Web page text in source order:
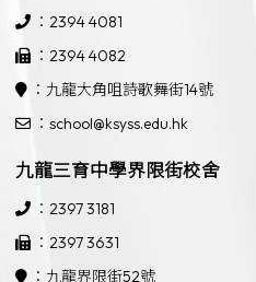
：2394 4081
：2394 4082
：九龍大角咀詩歌舞街14號
：school@ksyss.edu.hk
九龍三育中學界限街校舍
：2397 3181
：2397 3631
：九龍界限街52號